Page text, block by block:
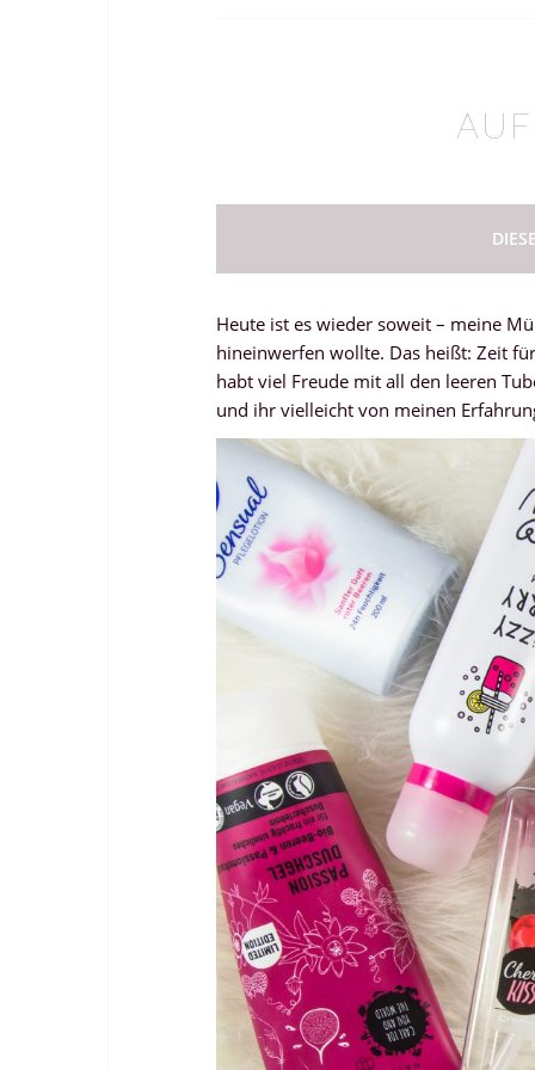
Heute ist es wieder soweit – meine
hineinwerfen wollte. Das heißt: Zeit
habt viel Freude mit all den leeren
und ihr vielleicht von meinen